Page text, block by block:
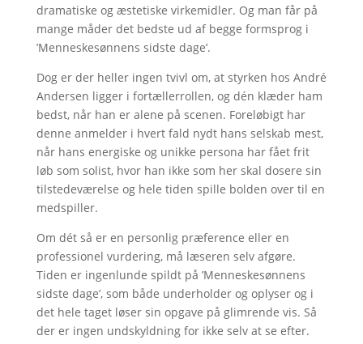
dramatiske og æstetiske virkemidler. Og man får på
mange måder det bedste ud af begge formsprog i
’Menneskesønnens sidste dage’.
Dog er der heller ingen tvivl om, at styrken hos André
Andersen ligger i fortællerrollen, og dén klæder ham
bedst, når han er alene på scenen. Foreløbigt har
denne anmelder i hvert fald nydt hans selskab mest,
når hans energiske og unikke persona har fået frit
løb som solist, hvor han ikke som her skal dosere sin
tilstedeværelse og hele tiden spille bolden over til en
medspiller.
Om dét så er en personlig præference eller en
professionel vurdering, må læseren selv afgøre.
Tiden er ingenlunde spildt på ’Menneskesønnens
sidste dage’, som både underholder og oplyser og i
det hele taget løser sin opgave på glimrende vis. Så
der er ingen undskyldning for ikke selv at se efter.